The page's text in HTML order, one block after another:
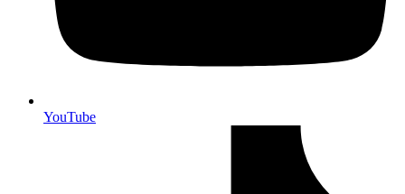
YouTube